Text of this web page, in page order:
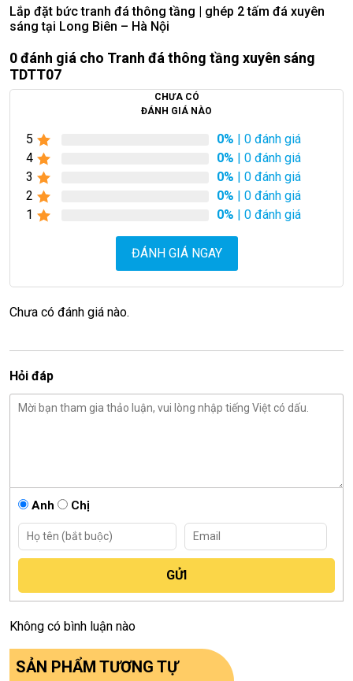
Lắp đặt bức tranh đá thông tầng | ghép 2 tấm đá xuyên
sáng tại Long Biên – Hà Nội
0 đánh giá cho Tranh đá thông tầng xuyên sáng
TDTT07
CHƯA CÓ
ĐÁNH GIÁ NÀO
5 0% | 0 đánh giá
4
0% | 0 đánh giá
3
0% | 0 đánh giá
2
0% | 0 đánh giá
1
0% | 0 đánh giá
ĐÁNH GIÁ NGAY
Chưa có đánh giá nào.
Hỏi đáp
Anh Chị
Không có bình luận nào
SẢN PHẨM TƯƠNG TỰ